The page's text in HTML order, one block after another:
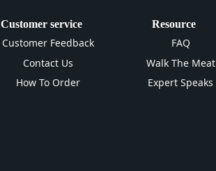
Customer service
Customer Feedback
Contact Us
How To Order
Resource
FAQ
Walk The Meat
Expert Speaks